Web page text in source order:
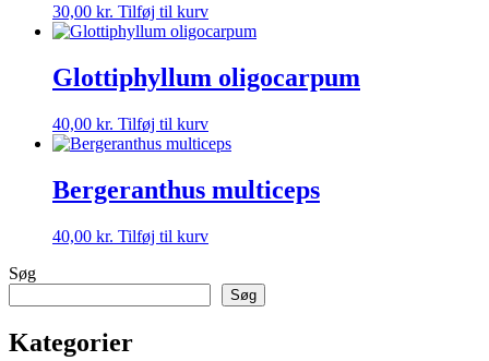
30,00 kr. Tilføj til kurv
Glottiphyllum oligocarpum
40,00 kr. Tilføj til kurv
Bergeranthus multiceps
40,00 kr. Tilføj til kurv
Søg
Søg
Kategorier